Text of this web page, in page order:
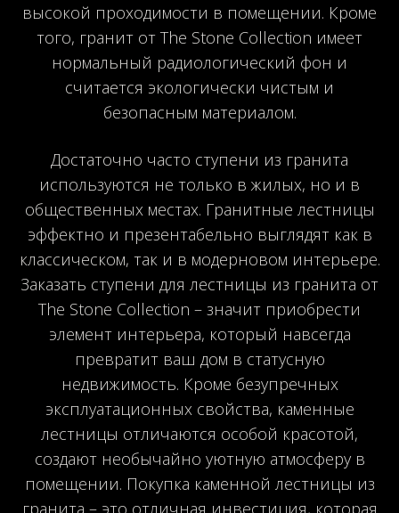
высокой проходимости в помещении. Кроме
того, гранит от The Stone Collection имеет
нормальный радиологический фон и
считается экологически чистым и
безопасным материалом.
Достаточно часто ступени из гранита
используются не только в жилых, но и в
общественных местах. Гранитные лестницы
эффектно и презентабельно выглядят как в
классическом, так и в модерновом интерьере.
Заказать ступени для лестницы из гранита от
The Stone Collection – значит приобрести
элемент интерьера, который навсегда
превратит ваш дом в статусную
недвижимость. Кроме безупречных
эксплуатационных свойства, каменные
лестницы отличаются особой красотой,
создают необычайно уютную атмосферу в
помещении. Покупка каменной лестницы из
гранита – это отличная инвестиция, которая